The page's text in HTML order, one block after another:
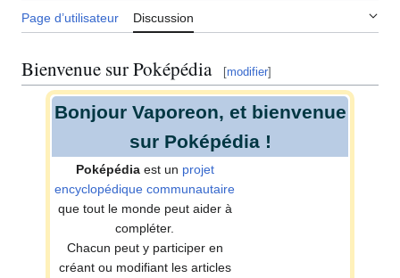
Page d’utilisateur Discussion
Bienvenue sur Poképédia [modifier]
Bonjour Vaporeon, et bienvenue
sur Poképédia !
Poképédiaest un projet
encyclopédique communautaire
que tout le monde peut aider à
compléter.
Chacun peut y participer en
créant ou modifiant les articles